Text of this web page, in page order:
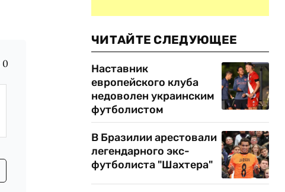
0
ЧИТАЙТЕ СЛЕДУЮЩЕЕ
Наставник
европейского клуба
недоволен украинским
футболистом
В Бразилии арестовали
легендарного экс-
футболиста "Шахтера"